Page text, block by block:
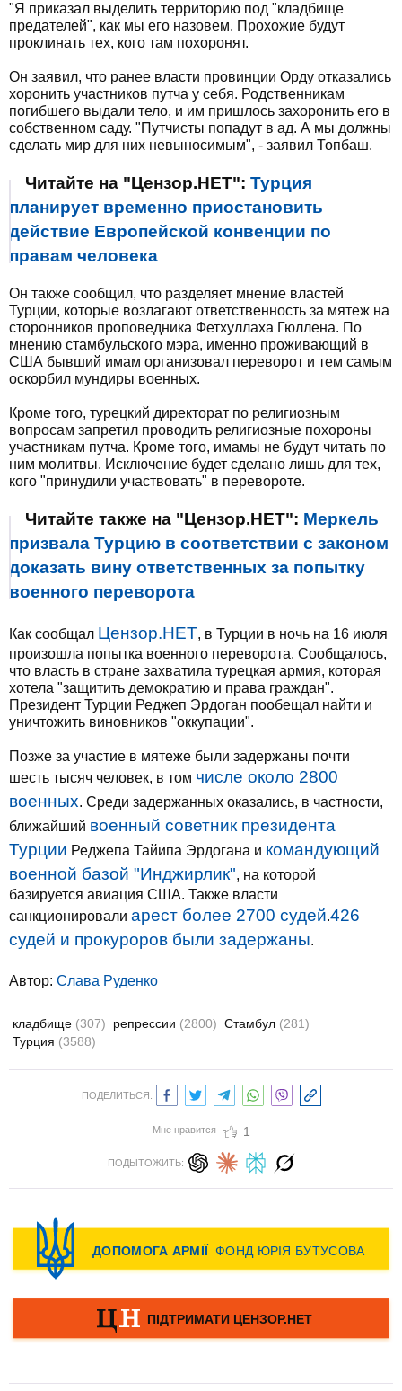
"Я приказал выделить территорию под "кладбище
предателей", как мы его назовем. Прохожие будут
проклинать тех, кого там похоронят.
Он заявил, что ранее власти провинции Орду отказались
хоронить участников путча у себя. Родственникам
погибшего выдали тело, и им пришлось захоронить его в
собственном саду. "Путчисты попадут в ад. А мы должны
сделать мир для них невыносимым", - заявил Топбаш.
Читайте на "Цензор.НЕТ": Турция
планирует временно приостановить
действие Европейской конвенции по
правам человека
Он также сообщил, что разделяет мнение властей
Турции, которые возлагают ответственность за мятеж на
сторонников проповедника Фетхуллаха Гюллена. По
мнению стамбульского мэра, именно проживающий в
США бывший имам организовал переворот и тем самым
оскорбил мундиры военных.
Кроме того, турецкий директорат по религиозным
вопросам запретил проводить религиозные похороны
участникам путча. Кроме того, имамы не будут читать по
ним молитвы. Исключение будет сделано лишь для тех,
кого "принудили участвовать" в перевороте.
Читайте также на "Цензор.НЕТ": Меркель
призвала Турцию в соответствии с законом
доказать вину ответственных за попытку
военного переворота
Как сообщал Цензор.НЕТ, в Турции в ночь на 16 июля
произошла попытка военного переворота. Сообщалось,
что власть в стране захватила турецкая армия, которая
хотела "защитить демократию и права граждан".
Президент Турции Реджеп Эрдоган пообещал найти и
уничтожить виновников "оккупации".
Позже за участие в мятеже были задержаны почти
шесть тысяч человек, в том числе около 2800
военных. Среди задержанных оказались, в частности,
ближайший военный советник президента
Турции Реджепа Тайипа Эрдогана и командующий
военной базой "Инджирлик", на которой
базируется авиация США. Также власти
санкционировали арест более 2700 судей.426
судей и прокуроров были задержаны.
Автор: Слава Руденко
кладбище (307) репрессии (2800) Стамбул (281)
Турция (3588)
ПОДЕЛИТЬСЯ:
Мне нравится 1
ПОДЫТОЖИТЬ: